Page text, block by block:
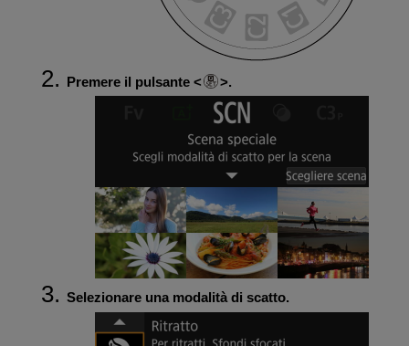
Premere il pulsante .
Selezionare una modalità di scatto.